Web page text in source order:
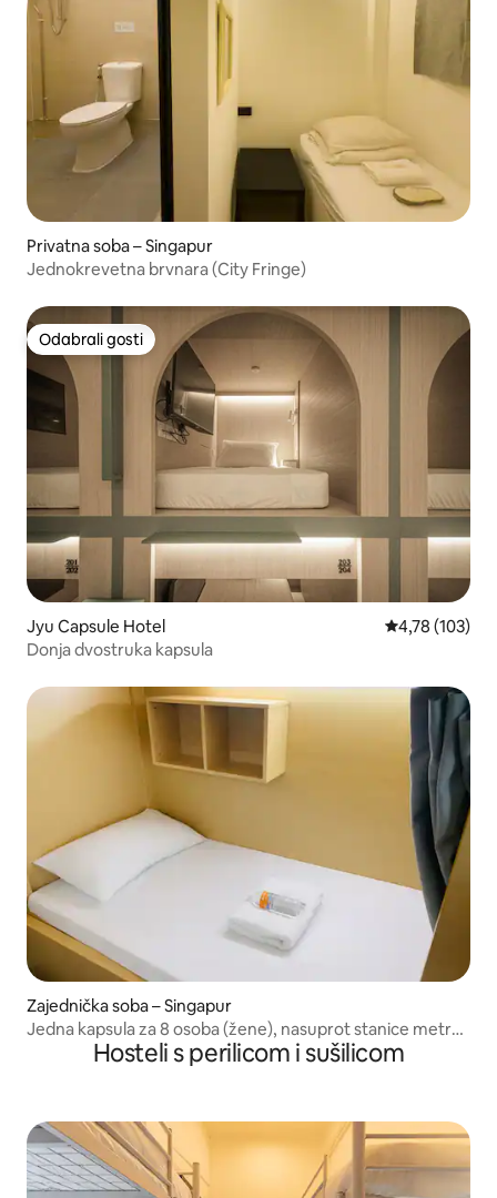
Privatna soba – Singapur
Jednokrevetna brvnara (City Fringe)
Odabrali gosti
Odabrali gosti
Jyu Capsule Hotel Prosječna
4,78 (103)
Donja dvostruka kapsula
Zajednička soba – Singapur
Jedna kapsula za 8 osoba (žene), nasuprot stanice metroa
Hosteli s perilicom i sušilicom